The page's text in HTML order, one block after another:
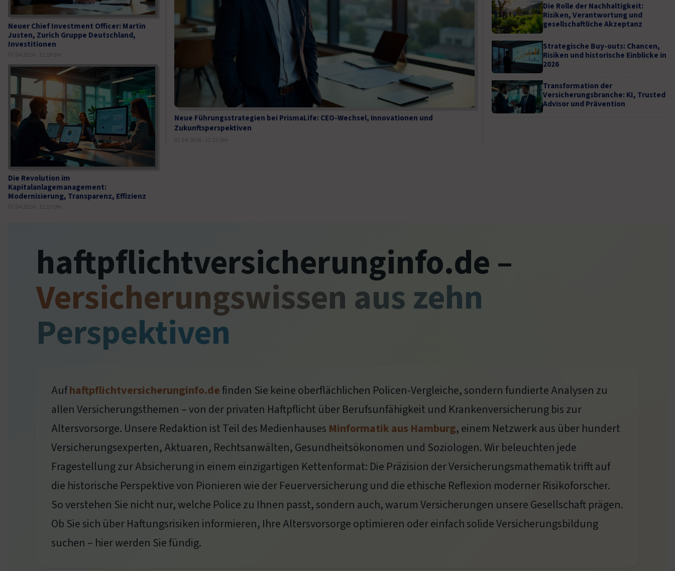
Neuer Chief Investment Officer: Martin
Justen, Zurich Gruppe Deutschland,
Investitionen
07.04.2026 · 12:19 Uhr
Die Revolution im
Kapitalanlagemanagement:
Modernisierung, Transparenz, Effizienz
07.04.2026 · 12:13 Uhr
Neue Führungsstrategien bei PrismaLife: CEO-Wechsel, Innovationen und
Zukunftsperspektiven
07.04.2026 · 12:23 Uhr
Die Rolle der Nachhaltigkeit:
Risiken, Verantwortung und
gesellschaftliche Akzeptanz
Strategische Buy-outs: Chancen,
Risiken und historische Einblicke in
2026
Transformation der
Versicherungsbranche: KI, Trusted
Advisor und Prävention
haftpflichtversicherunginfo.de –
Versicherungswissen aus zehn
Perspektiven
Aufhaftpflichtversicherunginfo.definden Sie keine oberflächlichen Policen-Vergleiche, sondern fundierte Analysen zu
allen Versicherungsthemen – von der privaten Haftpflicht über Berufsunfähigkeit und Krankenversicherung bis zur
Altersvorsorge. Unsere Redaktion ist Teil des Medienhauses Minformatik aus Hamburg, einem Netzwerk aus über hundert
Versicherungsexperten, Aktuaren, Rechtsanwälten, Gesundheitsökonomen und Soziologen. Wir beleuchten jede
Fragestellung zur Absicherung in einem einzigartigen Kettenformat: Die Präzision der Versicherungsmathematik trifft auf
die historische Perspektive von Pionieren wie der Feuerversicherung und die ethische Reflexion moderner Risikoforscher.
So verstehen Sie nicht nur, welche Police zu Ihnen passt, sondern auch, warum Versicherungen unsere Gesellschaft prägen.
Ob Sie sich über Haftungsrisiken informieren, Ihre Altersvorsorge optimieren oder einfach solide Versicherungsbildung
suchen – hier werden Sie fündig.